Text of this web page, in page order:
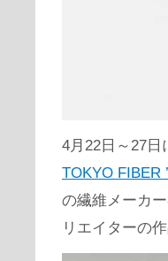
4月22日～27
TOKYO FIBER
の繊維メーカ
リエイターの